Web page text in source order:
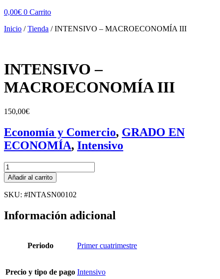
0,00€ 0 Carrito
Inicio /Tienda /INTENSIVO – MACROECONOMÍA III
INTENSIVO –
MACROECONOMÍA III
150,00€
Economía y Comercio, GRADO EN
ECONOMÍA, Intensivo
INTENSIVO
-
MACROECONOMÍA
III
Añadir al carrito
SKU: #INTASN00102
Información adicional
Periodo Primer cuatrimestre
Precio y tipo de pago Intensivo